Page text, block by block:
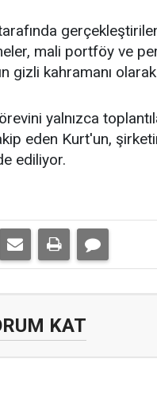
mali portföy ve
gizli kahramanı olarak
yalnızca
eden Kurt'un,
ediliyor.
KAT